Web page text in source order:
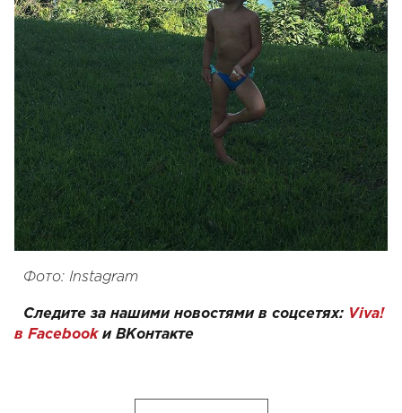
Фото: Instagram
Следите за нашими новостями в соцсетях: Viva!
в Facebookи ВКонтакте